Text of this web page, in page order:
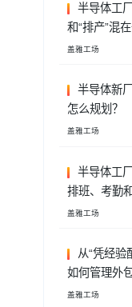
半导体工
和“排产”混
盖雅工场
半导体新
怎么规划？
盖雅工场
半导体工
排班、考勤
盖雅工场
从“凭经验
如何管理外
盖雅工场